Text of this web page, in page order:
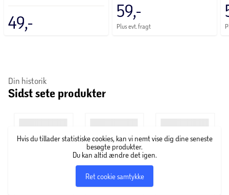
49,-
59,-
Plus evt. fragt
Din historik
Sidst sete produkter
Hvis du tillader statistiske cookies, kan vi nemt vise dig dine seneste
besøgte produkter.
Du kan altid ændre det igen.
Ret cookie samtykke